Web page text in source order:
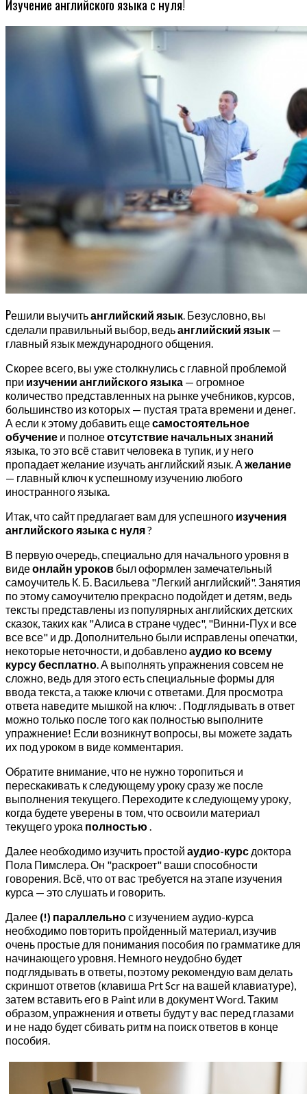
Изучение английского языка с нуля!
Решили выучитьанглийский язык. Безусловно, вы
сделали правильный выбор, ведьанглийский язык —
главный язык международного общения.
Скорее всего, вы уже столкнулись с главной проблемой
при изучении английского языка — огромное
количество представленных на рынке учебников, курсов,
большинство из которых — пустая трата времени и денег.
А если к этому добавить ещесамостоятельное
обучение и полноеотсутствие начальных знаний
языка, то это всё ставит человека в тупик, и у него
пропадает желание изучать английский язык. Ажелание
— главный ключ к успешному изучению любого
иностранного языка.
Итак, что сайт предлагает вам для успешного изучения
английского языка с нуля?
В первую очередь, специально для начального уровня в
видеонлайн уроков был оформлен замечательный
самоучитель К. Б. Васильева "Легкий английский". Занятия
по этому самоучителю прекрасно подойдет и детям, ведь
тексты представлены из популярных английских детских
сказок, таких как "Алиса в стране чудес", "Винни-Пух и все
все все" и др. Дополнительно были исправлены опечатки,
некоторые неточности, и добавленоаудио ко всему
курсу бесплатно. А выполнять упражнения совсем не
сложно, ведь для этого есть специальные формы для
ввода текста, а также ключи с ответами. Для просмотра
ответа наведите мышкой на ключ: . Подглядывать в ответ
можно только после того как полностью выполните
упражнение! Если возникнут вопросы, вы можете задать
их под уроком в виде комментария.
Обратите внимание, что не нужно торопиться и
перескакивать к следующему уроку сразу же после
выполнения текущего. Переходите к следующему уроку,
когда будете уверены в том, что освоили материал
текущего урока полностью .
Далее необходимо изучить простой аудио-курс доктора
Пола Пимслера. Он "раскроет" ваши способности
говорения. Всё, что от вас требуется на этапе изучения
курса — это слушать и говорить.
Далее (!) параллельнос изучением аудио-курса
необходимо повторить пройденный материал, изучив
очень простые для понимания пособия по грамматике для
начинающего уровня. Немного неудобно будет
подглядывать в ответы, поэтому рекомендую вам делать
скриншот ответов (клавиша Prt Scr на вашей клавиатуре),
затем вставить его в Paint или в документ Word. Таким
образом, упражнения и ответы будут у вас перед глазами
и не надо будет сбивать ритм на поиск ответов в конце
пособия.